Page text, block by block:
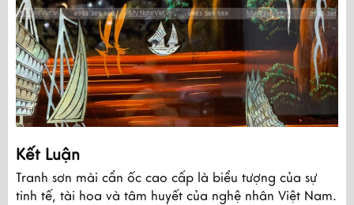
Kết Luận
Tranh sơn mài cẩn ốc cao cấp là biểu tượng của sự
tinh tế, tài hoa và tâm huyết của nghệ nhân Việt Nam.